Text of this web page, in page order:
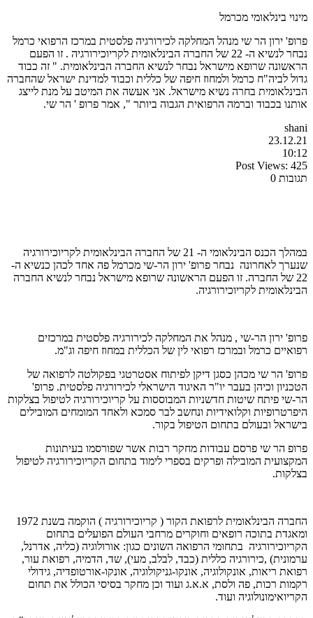
מינוי בינלאומי מכרמל
פרופ' ירון הר שי מנהל המחלקה לכירורגיה פלסטית במרכז הרפואי כרמל
נבחר לנשיא ה- 22 של החברה הבינלאומית לקריוכירורגיה . זו הפעם
הראשונה שרופא מישראל נבחר לנשיא החברה הבינלאומית. " זה כבוד
גדול לביה"ח כרמל ולמחוז חיפה של כללית וכבוד למדינת ישראל שהחברה
הבינלאומית בחרה נשיא מישראל. אני אעשה את המיטב על מנת לייצג
אותנו בכבוד וברמה הרפואית הגבוה ביותר ", אמר פרופ ' הר שי.
shani
23.12.21
10:12
Post Views: 425
תגובות 0
במהלך הכנס הבינלאומי ה- 21 של החברה הבינלאומית לקריוכירורגיה
שנערך לאחרונה נבחר פרופ' ירון הר-שי מכרמל פה אחד לכהן כנשיא ה-
22 של החברה. זו הפעם הראשונה שרופא מישראל נבחר לנשיא החברה
הבינלאומית לקריוכירורגיה.
פרופ' ירון הר-שי , מנהל את המחלקה לכירורגיה פלסטית במרכזים
רפואיים כרמל ובמרכז רפואי לין של הכללית במחוז חיפה וג"מ.
פרופ' הר שי מכהן כסגן דיקן לפיתוח אסטרטגי בפקולטה לרפואה של
הטכניון וכיהן בעבר יו"ר האיגוד הישראלי לכירורגיה פלסטית. פרופ'
הר-שי פיתח שיטות חדשניות המבוססות על קריוכירורגיה לטיפול בצלקות
היפרטרופיות וקלואידיות ונחשב לבר סמכא ולאחד המומחים המובילים
בישראל ובעולם בתחום הטיפול בקור.
פרופ הר שי פרסם עבודות מחקר רבות אשר שפורסמו בעיתונות
המקצועית המובילה ופרקים בספרי לימוד בתחום הקריוכירורגיה לטיפול
בצלקות.
החברה הבינלאומית לרפואת הקור ( קריוכירורגיה ) הוקמה בשנת 1972
ומאגדת בתוכה רופאים וחוקרים מרחבי העולם הפועלים בתחום
הקריוכירורגיה בתחומי הרפואה השונים כגון: אורולוגיה (כליה, אדרנל,
ערמונית) ,כירורגיה כללית (כבד, לבלב, מעי), שד, הדמיה, רפואת עור,
רפואת ריאות, אונקולוגיה, אונקו-גניקולוגיה, אונקו-אורטופדיה, גידולי
רקמות רכות, פה ולסת, א.א.ג ועוד וכן מחקר בסיסי הכולל את תחום
הקריואימונולוגיה ועוד.